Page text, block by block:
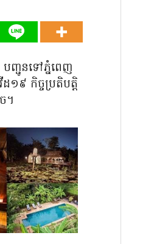
បញ្ជូនទៅភ្នំពេញ
៩ កិច្ចប្រតិបត្តិ
។